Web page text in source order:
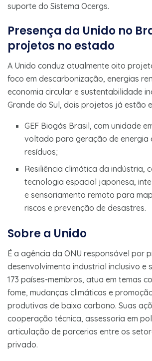
suporte do Sistema Ocergs.
Presença da Unido no
projetos no estado
A Unido conduz atualmente oito
foco em descarbonização, energias
economia circular e sustentabilidade
Grande do Sul, dois projetos já estão
GEF Biogás Brasil, com unidade
voltado para geração de energia
resíduos;
Resiliência climática da indústria,
tecnologia espacial japonesa,
e sensoriamento remoto para
riscos e prevenção de desastres.
Sobre a Unido
É a agência da ONU responsável por
desenvolvimento industrial inclusivo e
173 países-membros, atua em temas
fome, mudanças climáticas e
produtivas de baixo carbono. Suas
cooperação técnica, assessoria em
articulação de parcerias entre os
privado.